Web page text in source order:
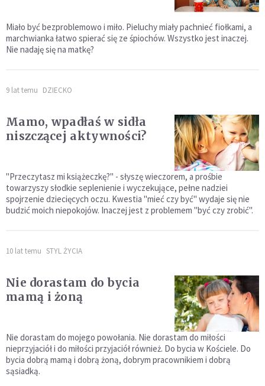
Miało być bezproblemowo i miło. Pieluchy miały pachnieć fiołkami, a
marchwianka łatwo spierać się ze śpiochów. Wszystko jest inaczej.
Nie nadaję się na matkę?
9 lat temu DZIECKO
Mamo, wpadłaś w sidła
niszczącej aktywności?
"Przeczytasz mi książeczkę?" - słyszę wieczorem, a prośbie
towarzyszy słodkie seplenienie i wyczekujące, pełne nadziei
spojrzenie dziecięcych oczu. Kwestia "mieć czy być" wydaje się nie
budzić moich niepokojów. Inaczej jest z problemem "być czy zrobić".
10 lat temu STYL ŻYCIA
Nie dorastam do bycia
mamą i żoną
Nie dorastam do mojego powołania. Nie dorastam do miłości
nieprzyjaciół i do miłości przyjaciół również. Do bycia w Kościele. Do
bycia dobrą mamą i dobrą żoną, dobrym pracownikiem i dobrą
sąsiadką.